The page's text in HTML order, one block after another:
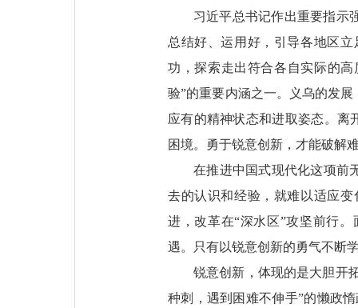
习近平总书记作出重要指示
总结好、运用好，引导各地区
功，探索走出符合各自实际的
验”的重要内涵之一。义乌的发
应有的精神状态和进取姿态。离
困境。勇于锐意创新，才能破解
在推进中国式现代化这项前
去的认识和经验，就难以适应
进，改革在“深水区”攻坚前行
遇。只有以锐意创新的勇气不断
锐意创新，体现的是大胆开
种刺，遇到困难不伸手”的懒政